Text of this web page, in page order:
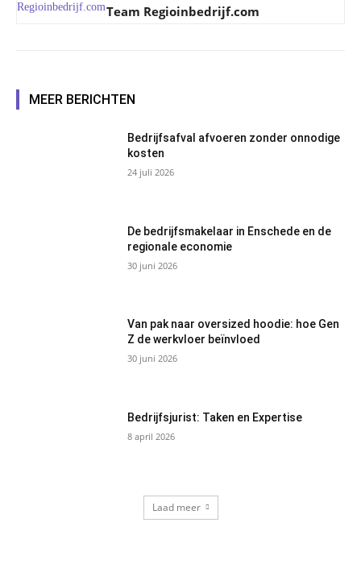
Team Regioinbedrijf.com
MEER BERICHTEN
Bedrijfsafval afvoeren zonder onnodige
kosten
24 juli 2026
De bedrijfsmakelaar in Enschede en de
regionale economie
30 juni 2026
Van pak naar oversized hoodie: hoe Gen
Z de werkvloer beïnvloed
30 juni 2026
Bedrijfsjurist: Taken en Expertise
8 april 2026
Laad meer